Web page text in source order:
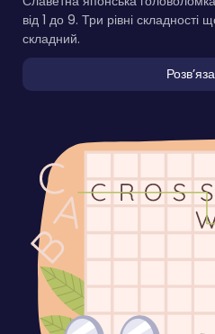
від 1 до 9. Три рівні складності
складний.